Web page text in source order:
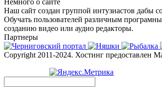
Наш сайт создан группой интузиастов дабы
Обучать пользователей различным
созданию видео или аудио редакторы.
Партнеры
Copyright 2011-2024. Хостинг предоставлен